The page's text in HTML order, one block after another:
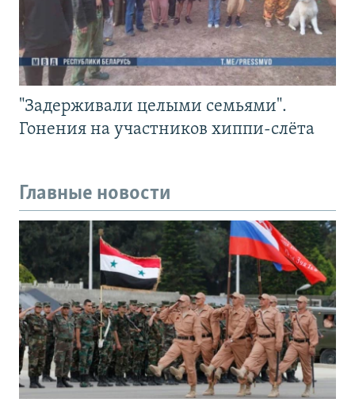
"Задерживали целыми семьями".
Гонения на участников хиппи-слёта
Главные новости